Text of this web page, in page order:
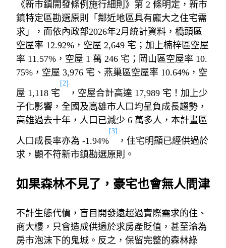
《新市鎮開發條例施行細則》第 2 條明定，新市
鎮特定區勘選原則「鄰近地區具有龐大之住宅需
求」，而依內政部2026年2月統計資料，橋頭區
空屋率 12.92% ，空屋 2,649 宅；加上楠梓區空屋
率 11.57% ，空屋 1 萬 246 宅；岡山區空屋率 10.
75% ，空屋 3,976 宅、燕巢區空屋率 10.64% ，空
屋 1,118 宅
[2]
，空屋合計高達 17,989 宅！加上少
子化影響，全國及高雄市人口均呈負成長趨勢，
高雄過去十年，人口已減少 6 萬多人，本計畫區
人口成長率亦為 -1.94%
[3]
，住宅明顯已經供過於
求，顯不符新市鎮勘選原則。
如果森林不見了，豪宅也會無人問津
不計生態代價，盲目開發遠超過實際需求的住、
商大樓，只會造成供過於求房產貶值，甚至淪為
房市泡沫下的鬼城。反之，保留完整的森林綠